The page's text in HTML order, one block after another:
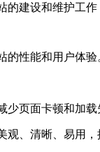
的建设和维护工作
性能和用户体验
页面卡顿和加载
、清晰、易用，